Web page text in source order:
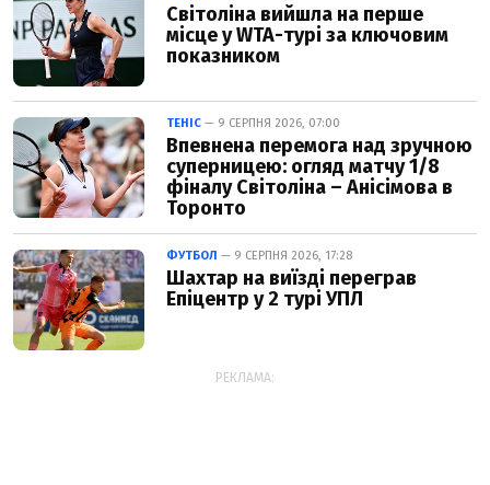
Світоліна вийшла на перше
місце у WTA-турі за ключовим
показником
ТЕНІС — 9 СЕРПНЯ 2026, 07:00
Впевнена перемога над зручною
суперницею: огляд матчу 1/8
фіналу Світоліна – Анісімова в
Торонто
ФУТБОЛ — 9 СЕРПНЯ 2026, 17:28
Шахтар на виїзді переграв
Епіцентр у 2 турі УПЛ
РЕКЛАМА: